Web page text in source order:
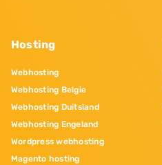
Hosting
Webhosting
Webhosting Belgie
Webhosting Duitsland
Webhosting Engeland
Wordpress webhosting
Magento hosting